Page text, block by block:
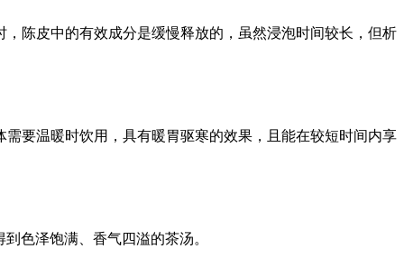
陈皮中的有效成分是缓慢释放的，虽然浸泡时间较长，但析
要温暖时饮用，具有暖胃驱寒的效果，且能在较短时间内享
色泽饱满、香气四溢的茶汤。